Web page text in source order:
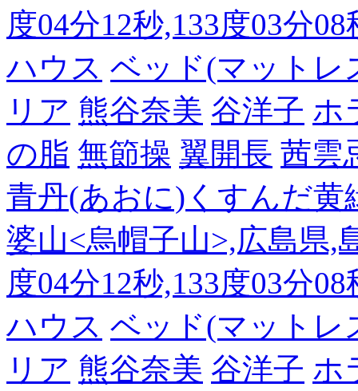
度04分12秒,133度03分
ハウス ベッド(マットレ
リア 熊谷奈美 谷洋子 ホ
の脂 無節操 翼開長 茜雲
青丹(あおに)くすんだ黄
婆山<烏帽子山>,広島県,
度04分12秒,133度03分
ハウス ベッド(マットレ
リア 熊谷奈美 谷洋子 ホ